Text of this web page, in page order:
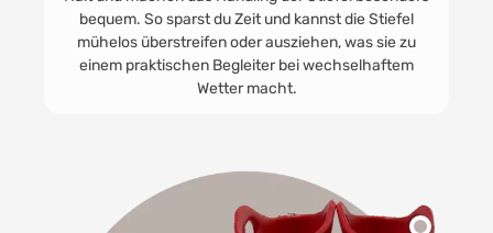
du Zeit und kannst die Stiefel
oder ausziehen, was sie zu
Begleiter bei wechselhaftem
wird oder du ihn
einfach
dazugehörige